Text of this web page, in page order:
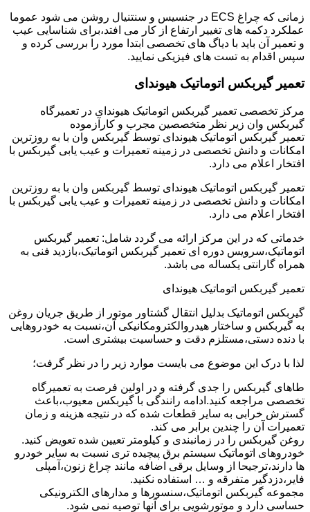
زمانی که چراغ ECS در جنسیس و سنتنیال روشن می شود عموما
عملکرد دکمه های تغییر ارتفاع از کار می افتد،برای شناسایی عیب
و تعمیر آن باید با دیاگ های تخصصی ابتدا مورد را بررسی کرده و
سپس اقدام به تست های فیزیکی نمایید.
تعمیر گیربکس اتوماتیک هیوندای
مرکز تخصصی تعمیر گیربکس اتوماتیک هیوندای در تعمیرگاه
گیربکس وان زیر نظر متخصصین مجرب و کارآزموده
تعمیر گیربکس اتوماتیک هیوندای توسط گیربکس وان با به روزترین
امکانات و دانش تخصصی در زمینه تعمیرات و عیب یابی گیربکس با
افتخار اعلام می دارد.
تعمیر گیربکس اتوماتیک هیوندای توسط گیربکس وان با به روزترین
امکانات و دانش تخصصی در زمینه تعمیرات و عیب یابی گیربکس با
افتخار اعلام می دارد.
خدماتی که در این مرکز ارائه می گردد شامل: تعمیر گیربکس
اتوماتیک،سرویس دوره ای تعمیر گیربکس اتوماتیک،بازدید فنی به
همراه گارانتی یکساله می باشد.
تعمیر گیربکس اتوماتیک هیوندای
گیربکس اتوماتیک بدلیل انتقال گشتاور موتور از طریق جریان روغن
به گیربکس و ساختار هیدروالکترومکانیکی آن،نسبت به خودروهایی
با دنده دستی،مستلزم دقت و حساسیت بیشتری است.
لذا با درک این موضوع می بایست موارد زیر را در نظر گرفت؛
طاهای گیربکس را جدی گرفته و در اولین فرصت به تعمیرگاه
تخصصی مراجعه کنید.ادامه رانندگی با گیربکس معیوب،باعث
گسترش خرابی به سایر قطعات شده که در نتیجه هزینه و زمان
تعمیرات آن را چندین برابر می کند.
روغن گیربکس را در زمانبندی و کیلومتر تعیین شده تعویض کنید.
خودروهای اتوماتیک سیستم برق پیچیده تری نسبت به سایر خودرو
ها دارند،ترجیحا از وسایل برقی اضافه مانند چراغ زنون،آمپلی
فایر،دزدگیر متفرقه و … استفاده نکنید.
مجموعه گیربکس اتوماتیک،سنسورها و مدارهای الکترونیکی
حساسی دارد و موتورشویی برای آنها توصیه نمی شود.